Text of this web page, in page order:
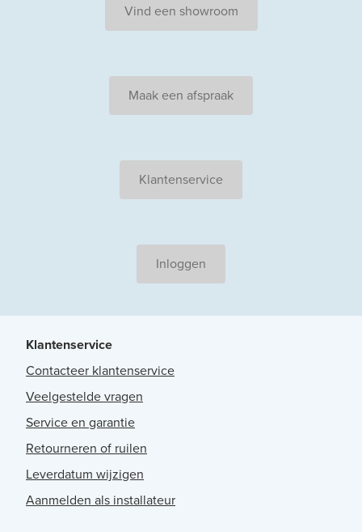
Vind een showroom
Maak een afspraak
Klantenservice
Inloggen
Klantenservice
Contacteer klantenservice
Veelgestelde vragen
Service en garantie
Retourneren of ruilen
Leverdatum wijzigen
Aanmelden als installateur